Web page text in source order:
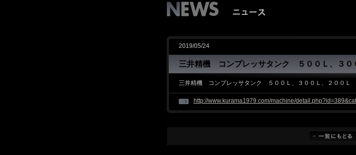
2019/05/24
三井精機 コンプレッサタンク ５００Ｌ、３
三井精機 コンプレッサタンク ５００Ｌ、３００Ｌ、２００
http://www.kurama1979.com/machine/